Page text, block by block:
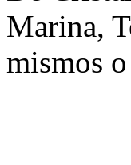
Marina,
mismos